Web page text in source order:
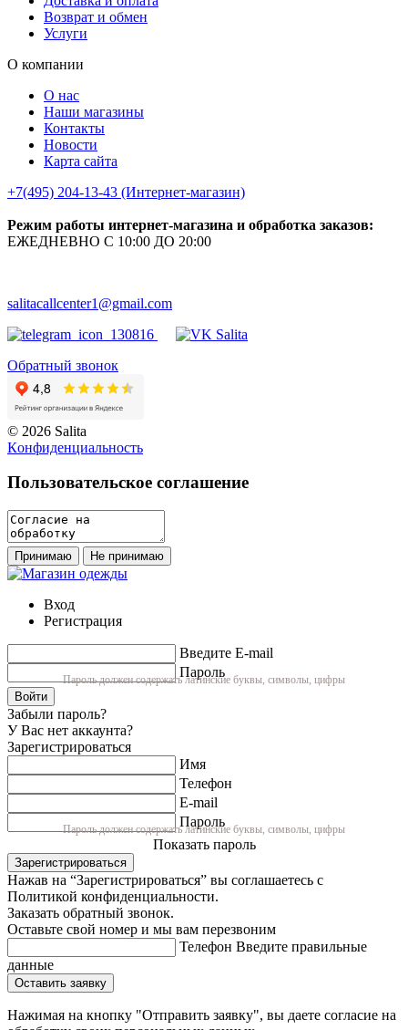
Возврат и обмен
Услуги
О компании
О нас
Наши магазины
Контакты
Новости
Карта сайта
+7(495) 204-13-43 (Интернет-магазин)
Режим работы интернет-магазина и обработка заказов:
ЕЖЕДНЕВНО С 10:00 ДО 20:00
salitacallcenter1@gmail.com
Обратный звонок
© 2026 Salita
Кoнфидeнциaльнoсть
Пользовательское соглашение
Принимаю Не принимаю
Вход
Регистрация
Введите E-mail
Пароль
Пароль должен содержать латинские буквы, символы, цифры
Войти
Забыли пароль?
У Вас нет аккаунта?
Зарегистрироваться
Имя
Телефон
E-mail
Пароль
Пароль должен содержать латинские буквы, символы, цифры
Показать пароль
Зарегистрироваться
Нажав на “Зарегистрироваться” вы соглашаетесь с
Политикой конфиденциальности.
Заказать обратный звонок.
Оставьте свой номер и мы вам перезвоним
Телефон Введите правильные
данные
Оставить заявку
Нажимая на кнопку "Отправить заявку", вы даете согласие на